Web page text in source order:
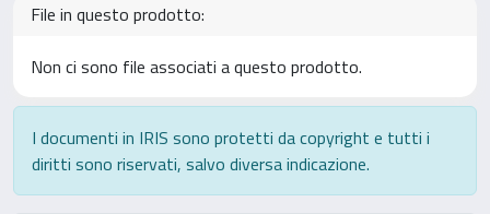
File in questo prodotto:
Non ci sono file associati a questo prodotto.
I documenti in IRIS sono protetti da copyright e tutti i
diritti sono riservati, salvo diversa indicazione.